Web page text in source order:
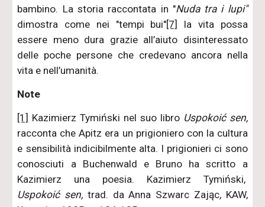
bambino. La storia raccontata in "Nuda tra i lupi"
dimostra come nei "tempi bui"[7]
la vita possa
essere meno dura grazie all’aiuto disinteressato
delle poche persone che credevano ancora nella
vita e nell’umanità.
Note
[1] Kazimierz Tymiński nel suo libro Uspokoić sen,
racconta che Apitz era un prigioniero con la cultura
e sensibilità indicibilmente alta. I prigionieri ci sono
conosciuti a Buchenwald e Bruno ha scritto a
Kazimierz una poesia. Kazimierz Tymiński,
Uspokoić sen, trad. da Anna Szwarc Zając, KAW,